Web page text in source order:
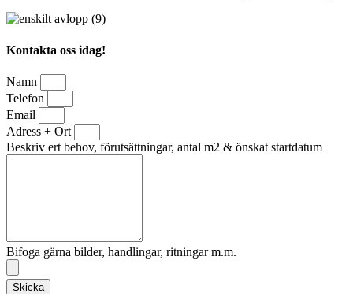
Kontakta oss idag!
Namn
Telefon
Email
Adress + Ort
Beskriv ert behov, förutsättningar, antal m2 & önskat startdatum
Bifoga gärna bilder, handlingar, ritningar m.m.
Skicka